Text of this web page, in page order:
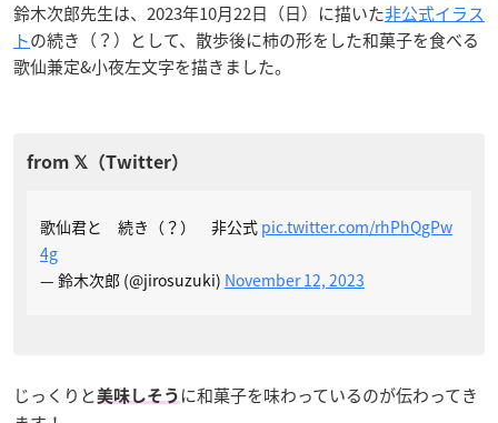
鈴木次郎先生は、2023年10月22日（日）に描いた非公式イラス
トの続き（？）として、散歩後に柿の形をした和菓子を食べる
歌仙兼定&小夜左文字を描きました。
歌仙君と 続き（？） 非公式 pic.twitter.com/rhPhQgPw
4g
— 鈴木次郎 (@jirosuzuki) November 12, 2023
じっくりと美味しそう に和菓子を味わっているのが伝わってき